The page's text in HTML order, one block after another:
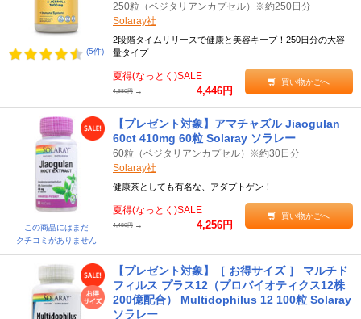
(5件)
250粒（ベジタリアンカプセル）※約250日分
Solaray社
2段階タイムリリースで健康と美容キープ！250日分の大容
量タイプ
夏得(なっとく)SALE
4,680円 → 4,446円
買い物かごへ
この商品にはまだ
クチコミがありません
【プレゼント対象】アマチャズル Jiaogulan
60ct 410mg 60粒 Solaray ソラレー
60粒（ベジタリアンカプセル）※約30日分
Solaray社
健康茶としても有名な、アダプトゲン！
夏得(なっとく)SALE
4,480円 → 4,256円
買い物かごへ
【プレゼント対象】［ お得サイズ ］ マルチド
フィルス プラス12（プロバイオティクス12株
200億配合） Multidophilus 12 100粒 Solaray
ソラレー